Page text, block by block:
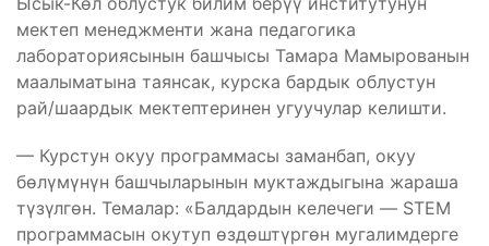
мектеп менеджменти жана педагогика
лабораториясынын башчысы Тамара Мамырованын
маалыматына таянсак, курска бардык облустун
рай/шаардык мектептеринен угуучулар келишти.
— Курстун окуу программасы заманбап, окуу
бөлүмүнүн башчыларынын муктаждыгына жараша
түзүлгөн. Темалар: «Балдардын келечеги — STEM
программасын окутуп өздөштүргөн мугалимдерге